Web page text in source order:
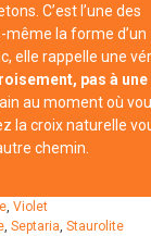
C’est l’une des
la forme d’un
elle rappelle une
pas à une
au moment où
la croix naturelle
chemin.
, Violet
, Septaria, Staurolite